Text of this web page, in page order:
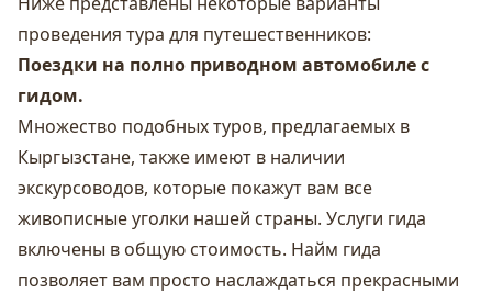
проведения тура для путешественников:
Поездки на полно приводном автомобиле с
гидом.
Множество подобных туров, предлагаемых в
Кыргызстане, также имеют в наличии
экскурсоводов, которые покажут вам все
живописные уголки нашей страны. Услуги гида
включены в общую стоимость. Найм гида
позволяет вам просто наслаждаться прекрасными